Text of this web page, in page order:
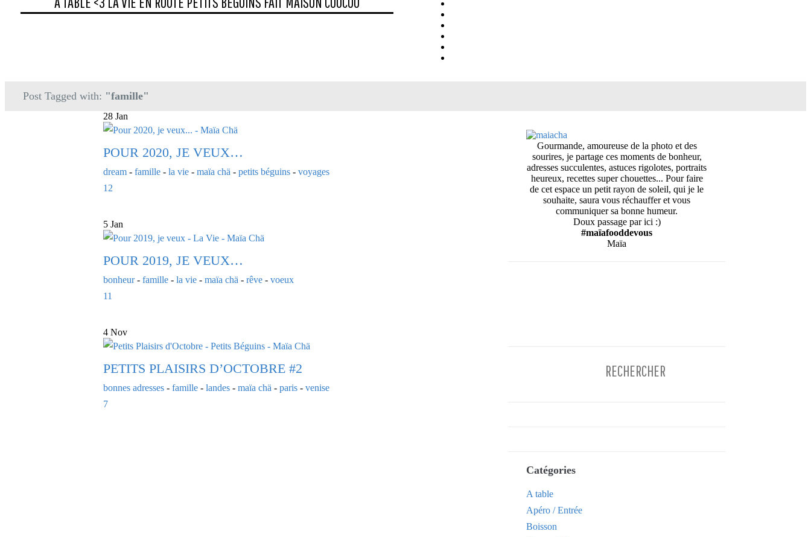
Post Tagged with: "famille"
28 Jan
POUR 2020, JE VEUX…
dream - famille - la vie - maïa chä - petits béguins - voyages
12
5 Jan
POUR 2019, JE VEUX…
bonheur- famille - la vie - maïa chä - rêve - voeux
11
4 Nov
PETITS PLAISIRS D’OCTOBRE #2
bonnes adresses - famille - landes - maïa chä - paris - venise
7
Gourmande, amoureuse de la photo et des
sourires, je partage ces moments de bonheur,
adresses succulentes, astuces rigolotes, portraits
heureux, recettes super chouettes... Pour faire
de cet espace un petit rayon de soleil, qui je le
souhaite, saura vous réchauffer et vous
communiquer sa bonne humeur.
Doux passage par ici :)
#maïafooddevous
Maïa
Catégories
A table
Apéro / Entrée
Boisson